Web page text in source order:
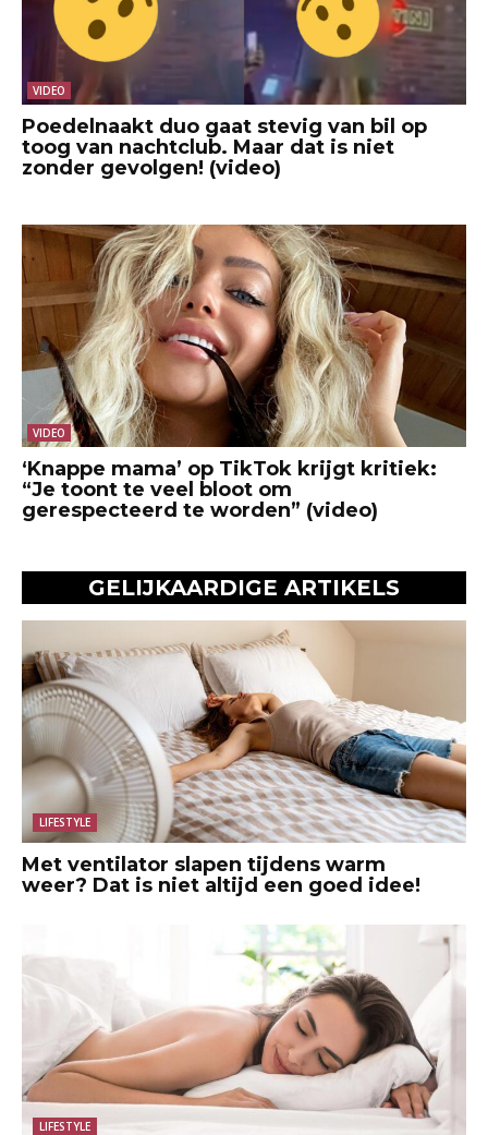
VIDEO
Poedelnaakt duo gaat stevig van bil op
toog van nachtclub. Maar dat is niet
zonder gevolgen! (video)
VIDEO
‘Knappe mama’ op TikTok krijgt kritiek:
“Je toont te veel bloot om
gerespecteerd te worden” (video)
GELIJKAARDIGE ARTIKELS
LIFESTYLE
Met ventilator slapen tijdens warm
weer? Dat is niet altijd een goed idee!
LIFESTYLE